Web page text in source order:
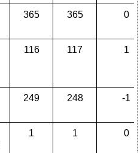
365 365 0
116 117 1
249 248 -1
1 1 0